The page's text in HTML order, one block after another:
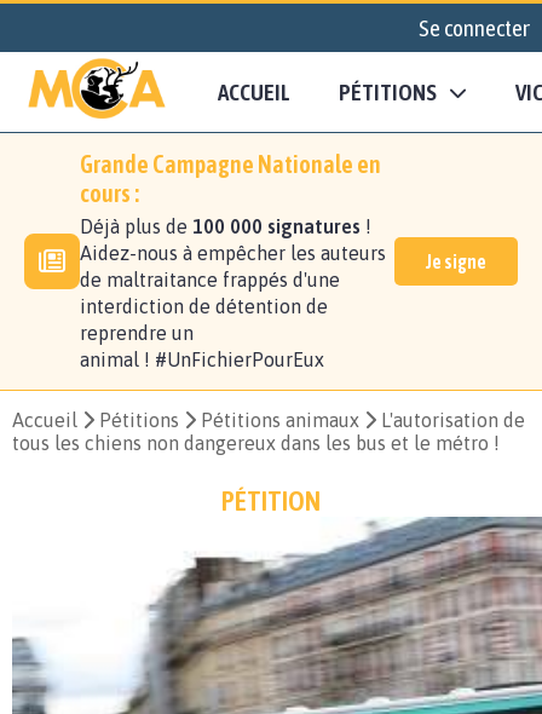
Se connecter
ACCUEIL PÉTITIONS
Grande Campagne Nationale en
cours :
Déjà plus de 100 000 signatures !
Aidez-nous à empêcher les auteurs
de maltraitance frappés d'une
interdiction de détention de
reprendre un
animal ! #UnFichierPourEux
Je signe
Accueil Pétitions Pétitions animaux
L'autorisation de
tous les chiens non dangereux dans les bus et le métro !
PÉTITION